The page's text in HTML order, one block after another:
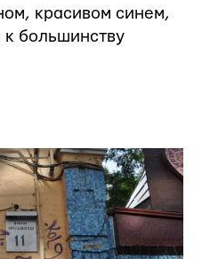
красивом синем,
к большинству